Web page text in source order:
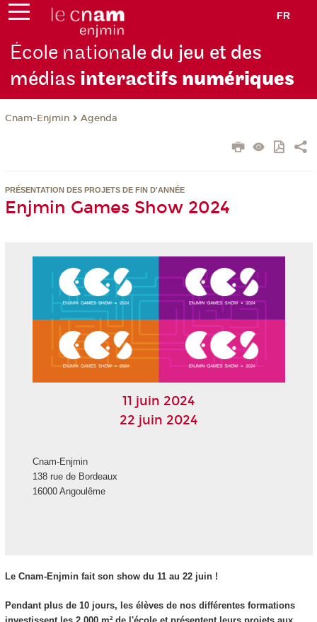
FR
École nationale du jeu et des
médias interactifs numériques
Cnam-Enjmin Agenda
PRÉSENTATION DES PROJETS DE FIN D'ANNÉE
Enjmin Games Show 2024
11 juin 2024
22 juin 2024
Cnam-Enjmin
138 rue de Bordeaux
16000 Angoulême
Le Cnam-Enjmin fait son show du 11 au 22 juin !
Pendant plus de 10 jours, les élèves de nos différentes formations